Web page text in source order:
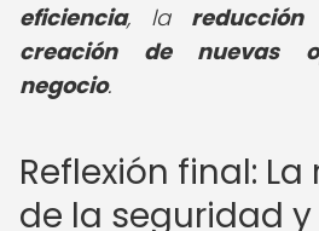
eficiencia, la
creación de nuevas
negocio.
Reflexión final:
de la seguridad y